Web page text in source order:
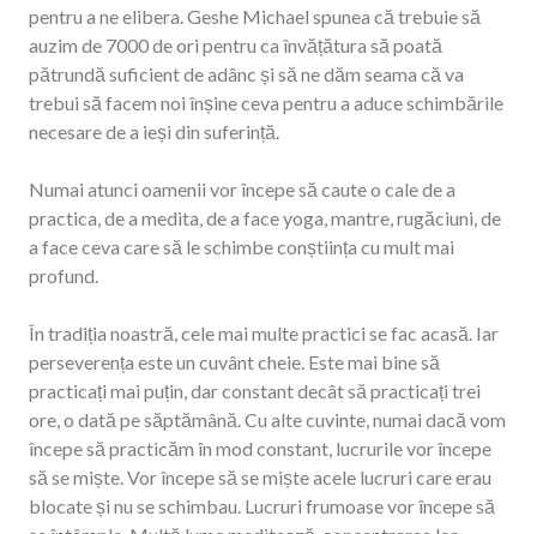
pentru a ne elibera. Geshe Michael spunea că trebuie să
auzim de 7000 de ori pentru ca învățătura să poată
pătrundă suficient de adânc și să ne dăm seama că va
trebui să facem noi înșine ceva pentru a aduce schimbările
necesare de a ieși din suferință.
Numai atunci oamenii vor începe să caute o cale de a
practica, de a medita, de a face yoga, mantre, rugăciuni, de
a face ceva care să le schimbe conștiința cu mult mai
profund.
În tradiția noastră, cele mai multe practici se fac acasă. Iar
perseverența este un cuvânt cheie. Este mai bine să
practicați mai puțin, dar constant decât să practicați trei
ore, o dată pe săptămână. Cu alte cuvinte, numai dacă vom
începe să practicăm în mod constant, lucrurile vor începe
să se miște. Vor începe să se miște acele lucruri care erau
blocate și nu se schimbau. Lucruri frumoase vor începe să